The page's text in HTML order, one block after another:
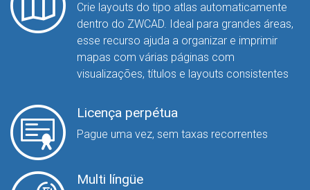
Crie layouts do tipo atlas automaticamente
dentro do ZWCAD. Ideal para grandes áreas,
esse recurso ajuda a organizar e imprimir
mapas com várias páginas com
visualizações, títulos e layouts consistentes
Licença perpétua
Pague uma vez, sem taxas recorrentes
Multi língüe